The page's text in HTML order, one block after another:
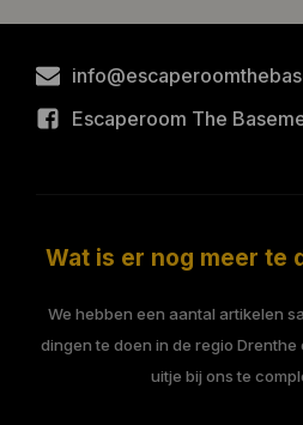
Escaperoom The
Wat is er nog meer te
We hebben een aantal artikelen
dingen te doen in de regio Drenthe
uitje bij ons te